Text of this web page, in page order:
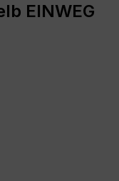
EINWEG